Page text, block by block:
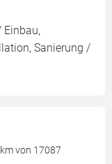
Einbau,
Sanierung /
von 17087